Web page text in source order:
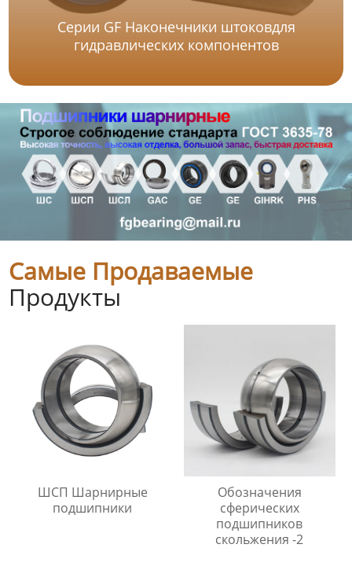
Серии GF Наконечники штоковдля
гидравлических компонентов
Самые Продаваемые
Продукты
ШСП Шарнирные
подшипники
Обозначения
сферических
подшипников
скольжения -2